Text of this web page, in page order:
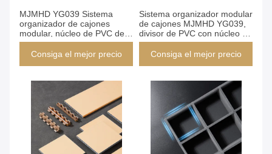
MJMHD YG039 Sistema
organizador de cajones
modular, núcleo de PVC de
panal de miel 2M con
acabado de tela, partición de
Consiga el mejor precio
Sistema organizador modular
de cajones MJMHD YG039,
divisor de PVC con núcleo de
panal personalizable con
clips de instalación rápida,
almacenamiento en cocina,
Consiga el mejor precio